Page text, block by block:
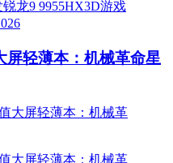
屏轻薄本：机械革命星